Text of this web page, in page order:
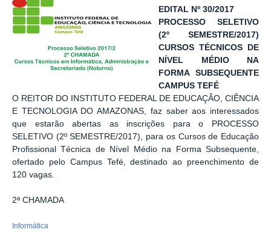
EDITAL Nº 30/2017
PROCESSO SELETIVO
(2º SEMESTRE/2017)
CURSOS TÉCNICOS DE
NÍVEL MÉDIO NA
FORMA SUBSEQUENTE
CAMPUS TEFÉ
O REITOR DO INSTITUTO FEDERAL DE EDUCAÇÃO, CIÊNCIA
E TECNOLOGIA DO AMAZONAS, faz saber aos interessados
que estarão abertas as inscrições para o PROCESSO
SELETIVO (2º SEMESTRE/2017), para os Cursos de Educação
Profissional Técnica de Nível Médio na Forma Subsequente,
ofertado pelo Campus Tefé, destinado ao preenchimento de
120 vagas.
2ª CHAMADA
Informática